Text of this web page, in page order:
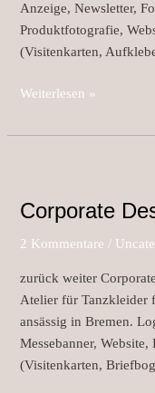
Anzeige, Newsletter,
Produktfotografie,
(Visitenkarten,
Weiterlesen »
Corporate
2 Kommentare /
zurück weiter
Atelier für Tanzkleider
ansässig in Bremen.
Messebanner, Website,
(Visitenkarten,
und